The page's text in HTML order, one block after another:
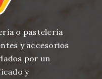
o pastelería
y accesorios
por un
y